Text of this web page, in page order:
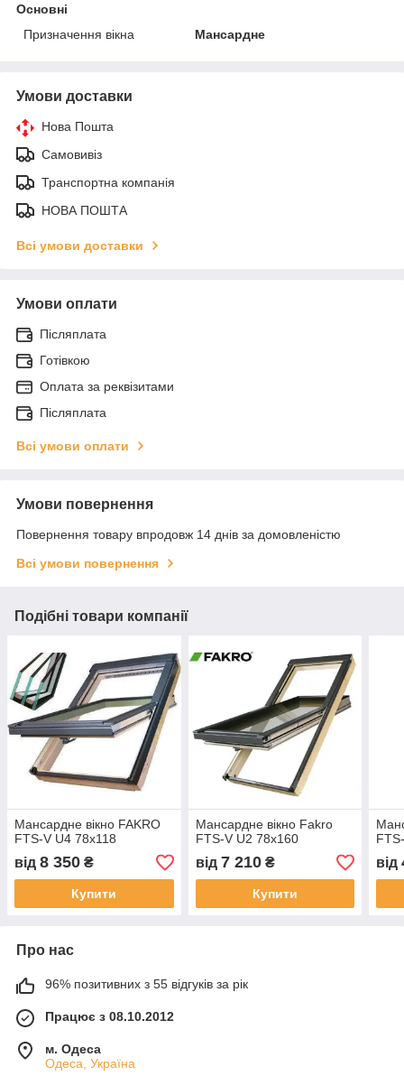
Основні
Призначення вікна
Мансардне
Умови доставки
Нова Пошта
Самовивіз
Транспортна компанія
НОВА ПОШТА
Всі умови доставки
Умови оплати
Післяплата
Готівкою
Оплата за реквізитами
Післяплата
Всі умови оплати
Умови повернення
Повернення товару впродовж 14 днів за домовленістю
Всі умови повернення
Подібні товари компанії
Мансардне вікно FAKRO
FTS-V U4 78х118
від 8 350 ₴
Купити
Мансардне вікно Fakro
FTS-V U2 78х160
від 7 210₴
Купити
від
Про нас
96% позитивних з 55 відгуків за рік
Працює з 08.10.2012
м. Одеса
Одеса, Україна